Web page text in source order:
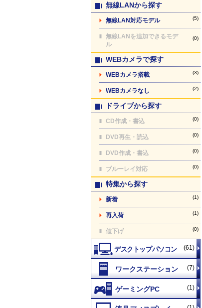
無線LANから探す
無線LAN対応モデル (5)
無線LANを追加できるモデ
ル
(0)
WEBカメラで探す
WEBカメラ搭載 (3)
WEBカメラなし (2)
ドライブから探す
CD作成・書込 (0)
DVD再生・読込 (0)
DVD作成・書込 (0)
ブルーレイ対応 (0)
特集から探す
新着 (1)
再入荷 (1)
値下げ (0)
(61)
(7)
(1)